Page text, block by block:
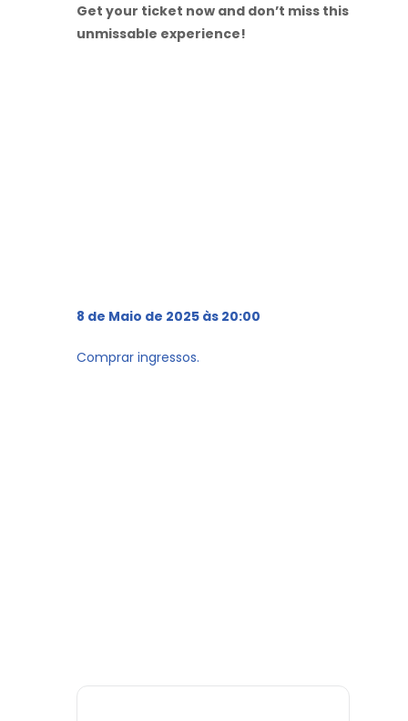
Get your ticket now and don’t miss this
unmissable experience!
8 de Maio de 2025 às 20:00
Comprar ingressos.